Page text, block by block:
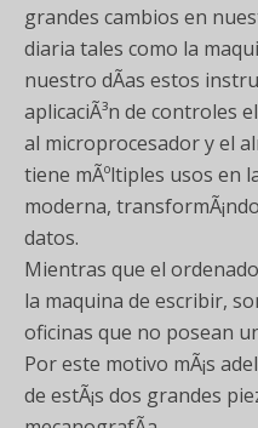
grandes cambios en
diaria tales como la
nuestro dÃ­as estos
aplicaciÃ³n de controles
al microprocesador y el
tiene mÃºltiples usos en
moderna,
datos.
Mientras que el
la maquina de escribir,
oficinas que no posean
Por este motivo mÃ¡s
de estÃ¡s dos grandes